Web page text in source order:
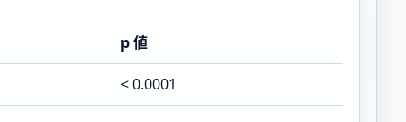
p 値
< 0.0001